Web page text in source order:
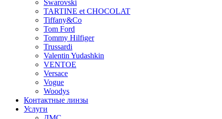
Swarovski
TARTINE et CHOCOLAT
Tiffany&Co
Tom Ford
Tommy Hilfiger
Trussardi
Valentin Yudashkin
VENTOE
Versace
Vogue
Woodys
Контактные линзы
Услуги